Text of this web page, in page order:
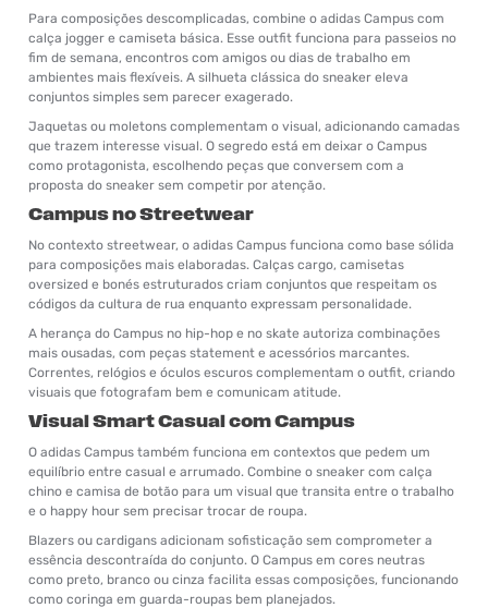
Para composições descomplicadas, combine o adidas Campus com
calça jogger e camiseta básica. Esse outfit funciona para passeios no
fim de semana, encontros com amigos ou dias de trabalho em
ambientes mais flexíveis. A silhueta clássica do sneaker eleva
conjuntos simples sem parecer exagerado.
Jaquetas ou moletons complementam o visual, adicionando camadas
que trazem interesse visual. O segredo está em deixar o Campus
como protagonista, escolhendo peças que conversem com a
proposta do sneaker sem competir por atenção.
Campus no Streetwear
No contexto streetwear, o adidas Campus funciona como base sólida
para composições mais elaboradas. Calças cargo, camisetas
oversized e bonés estruturados criam conjuntos que respeitam os
códigos da cultura de rua enquanto expressam personalidade.
A herança do Campus no hip-hop e no skate autoriza combinações
mais ousadas, com peças statement e acessórios marcantes.
Correntes, relógios e óculos escuros complementam o outfit, criando
visuais que fotografam bem e comunicam atitude.
Visual Smart Casual com Campus
O adidas Campus também funciona em contextos que pedem um
equilíbrio entre casual e arrumado. Combine o sneaker com calça
chino e camisa de botão para um visual que transita entre o trabalho
e o happy hour sem precisar trocar de roupa.
Blazers ou cardigans adicionam sofisticação sem comprometer a
essência descontraída do conjunto. O Campus em cores neutras
como preto, branco ou cinza facilita essas composições, funcionando
como coringa em guarda-roupas bem planejados.